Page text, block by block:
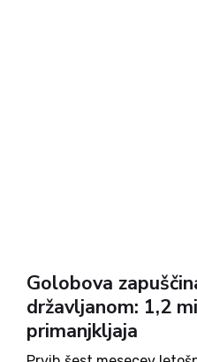
Golobova
državljanom: 1,2
primanjkljaja